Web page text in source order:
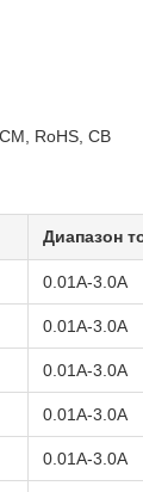
RoHS, CB
Диапазон
0.01А-3.0А
0.01А-3.0А
0.01А-3.0А
0.01А-3.0А
0.01А-3.0А